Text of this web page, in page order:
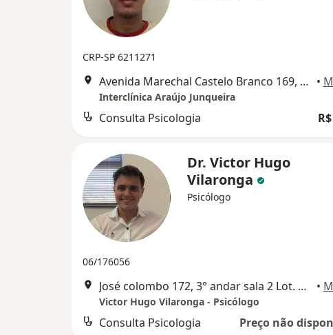
CRP-SP 6211271
Avenida Marechal Castelo Branco 169, Mogi Guaçu •
Interclínica Araújo Junqueira
Consulta Psicologia
Dr. Victor Hugo
Vilaronga
Psicólogo
06/176056
José colombo 172, 3° andar sala 2 Lot. Morro do Ouro, Mogi Guaçu •
Victor Hugo Vilaronga - Psicólogo
Consulta Psicologia Preço não